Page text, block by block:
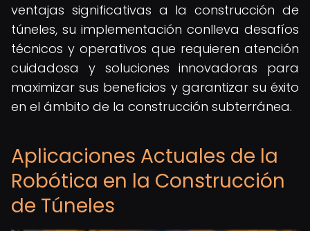
ventajas significativas a la construcción de
túneles, su implementación conlleva desafíos
técnicos y operativos que requieren atención
cuidadosa y soluciones innovadoras para
maximizar sus beneficios y garantizar su éxito
en el ámbito de la construcción subterránea.
Aplicaciones Actuales de la
Robótica en la Construcción
de Túneles